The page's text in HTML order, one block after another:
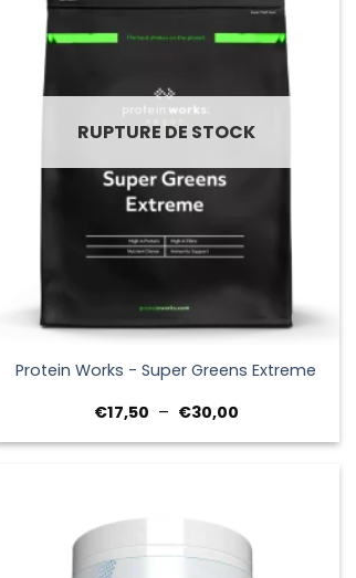
RUPTURE DE STOCK
Protein Works - Super Greens Extreme
€17,50 – €30,00Plage
prix :